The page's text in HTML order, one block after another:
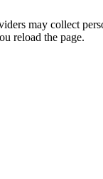
may collect
reload the page.